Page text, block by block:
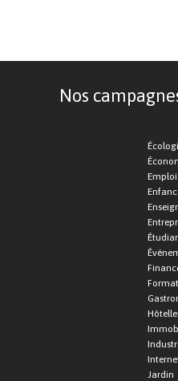
Nos
Emploi
Jardin